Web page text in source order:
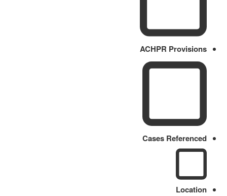
ACHPR Provisions
Cases Referenced
Location